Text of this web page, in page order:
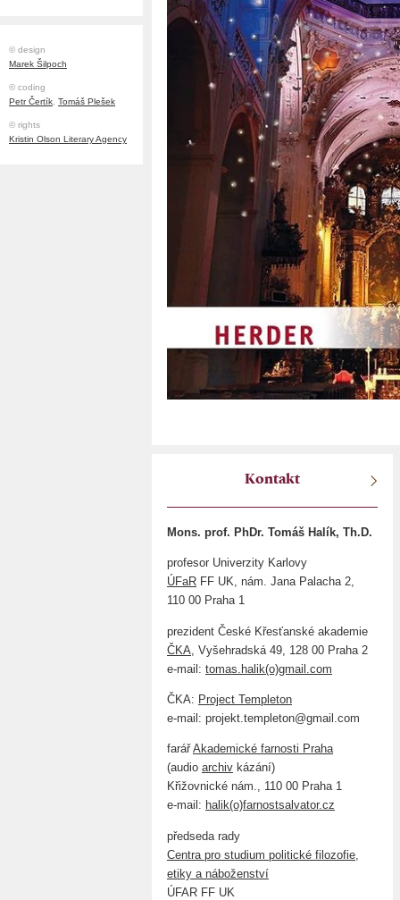
© design
Marek Šilpoch
© coding
Petr Čertík, Tomáš Plešek
© rights
Kristin Olson Literary Agency
Kontakt
Mons. prof. PhDr. Tomáš Halík, Th.D.
profesor Univerzity Karlovy
ÚFaR FF UK, nám. Jana Palacha 2,
110 00 Praha 1
prezident České Křesťanské akademie
ČKA , Vyšehradská 49, 128 00 Praha 2
e-mail: tomas.halik(o)gmail.com
ČKA: Project Templeton
e-mail: projekt.templeton@gmail.com
farářAkademické farnosti Praha
(audio archiv kázání)
Křižovnické nám., 110 00 Praha 1
e-mail: halik(o)farnostsalvator.cz
předseda rady
Centra pro studium politické filozofie,
etiky a náboženství
ÚFAR FF UK